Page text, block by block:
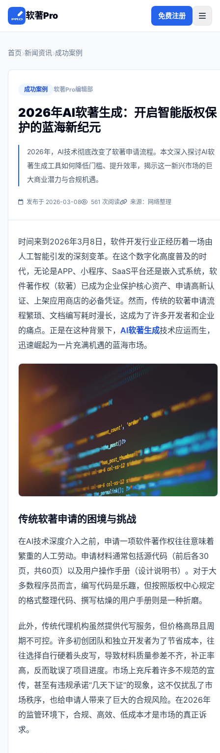
软著Pro 免费注册
首页 新闻资讯 成功案例
成功案例 软著Pro编辑部
2026年AI软著生成：开启智能版权保
护的蓝海新纪元
2026年，AI技术彻底改变了软著申请流程。本文深入探讨AI软
著生成工具如何降低门槛、提升效率，揭示这一新兴市场的巨
大商业潜力与合规机遇。
发布于 2026-03-08 561 次阅读 来源：网络整理
时间来到2026年3月8日，软件开发行业正经历着一场由
人工智能引发的深刻变革。在这个数字化高度普及的时
代，无论是APP、小程序、SaaS平台还是嵌入式系统，软
件著作权（软著）已成为企业保护核心资产、申请高新认
证、上架应用商店的必备凭证。然而，传统的软著申请流
程繁琐、文档编写耗时漫长，这成为了许多开发者和企业
的痛点。正是在这种背景下， AI软著生成技术应运而生，
迅速崛起为一片充满机遇的蓝海市场。
传统软著申请的困境与挑战
在AI技术深度介入之前，申请一项软件著作权往往意味着
繁重的人工劳动。申请材料通常包括源代码（前后各30
页，共60页）以及用户操作手册（设计说明书）。对于大
多数程序员而言，编写代码是乐趣，但按照版权中心规定
的格式整理代码、撰写枯燥的用户手册则是一种折磨。
此外，传统代理机构虽然提供代写服务，但价格高昂且周
期不可控。许多初创团队和独立开发者为了节省成本，往
往选择自行硬着头皮写，导致材料质量参差不齐，补正率
高，反而耽误了项目进度。市场上充斥着许多不规范的宣
传，甚至有违规承诺“几天下证”的现象，这不仅扰乱了市
场秩序，也给申请人带来了巨大的合规风险。在2026年
的监管环境下，合规、高效、低成本才是市场的真正诉
求。